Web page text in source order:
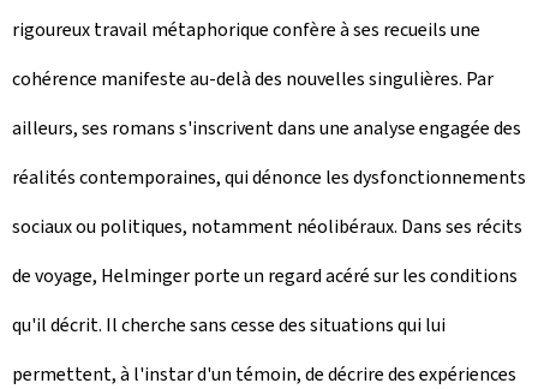
rigoureux travail métaphorique confère à ses recueils une
cohérence manifeste au-delà des nouvelles singulières. Par
ailleurs, ses romans s'inscrivent dans une analyse engagée des
réalités contemporaines, qui dénonce les dysfonctionnements
sociaux ou politiques, notamment néolibéraux. Dans ses récits
de voyage, Helminger porte un regard acéré sur les conditions
qu'il décrit. Il cherche sans cesse des situations qui lui
permettent, à l'instar d'un témoin, de décrire des expériences